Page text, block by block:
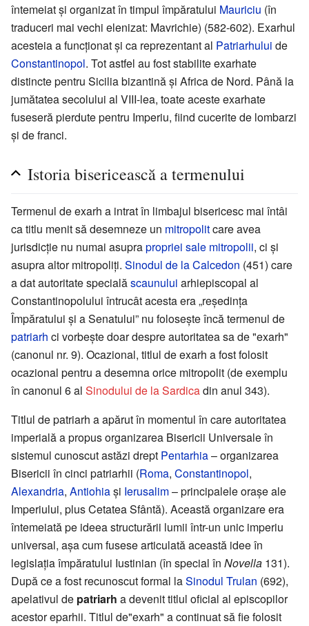
întemeiat și organizat în timpul împăratului Mauriciu (în
traduceri mai vechi elenizat: Mavrichie) (582-602). Exarhul
acesteia a funcționat și ca reprezentant al Patriarhului de
Constantinopol. Tot astfel au fost stabilite exarhate
distincte pentru Sicilia bizantină și Africa de Nord. Până la
jumătatea secolului al VIII-lea, toate aceste exarhate
fuseseră pierdute pentru Imperiu, fiind cucerite de lombarzi
și de franci.
Istoria bisericească a termenului
Termenul de exarh a intrat în limbajul bisericesc mai întâi
ca titlu menit să desemneze un mitropolitcare avea
jurisdicție nu numai asuprapropriei sale mitropolii, ci și
asupra altor mitropoliți. Sinodul de la Calcedon (451) care
a dat autoritate specialăscaunului arhiepiscopal al
Constantinopolului întrucât acesta era „reședința
Împăratului și a Senatului” nu folosește încă termenul de
patriarh ci vorbește doar despre autoritatea sa de "exarh"
(canonul nr. 9). Ocazional, titlul de exarh a fost folosit
ocazional pentru a desemna orice mitropolit (de exemplu
în canonul 6 al Sinodului de la Sardicadin anul 343).
Titlul de patriarh a apărut în momentul în care autoritatea
imperială a propus organizarea Bisericii Universale în
sistemul cunoscut astăzi drept Pentarhia– organizarea
Bisericii în cinci patriarhii (Roma, Constantinopol,
Alexandria, Antiohiași Ierusalim– principalele orașe ale
Imperiului, plus Cetatea Sfântă). Această organizare era
întemeiată pe ideea structurării lumii într-un unic imperiu
universal, așa cum fusese articulată această idee în
legislația împăratului Iustinian (în special în Novella 131).
După ce a fost recunoscut formal laSinodul Trulan (692),
apelativul de patriarh a devenit titlul oficial al episcopilor
acestor eparhii. Titlul de"exarh" a continuat să fie folosit